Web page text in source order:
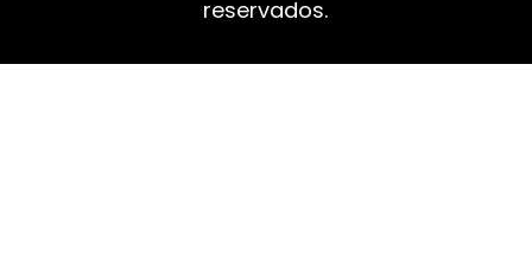
reservados.